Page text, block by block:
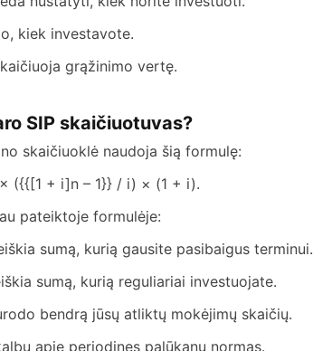
kiek investavote.
grąžinimo vertę.
SIP skaičiuotuvas?
skaičiuoklė naudoja šią formulę:
({{[1 + i]n – 1}} / i) × (1 + i).
pateiktoje formulėje:
sumą, kurią gausite pasibaigus terminui.
sumą, kurią reguliariai investuojate.
bendrą jūsų atliktų mokėjimų skaičių.
apie periodines palūkanų normas.